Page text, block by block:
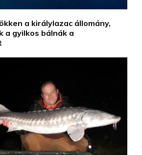
a királylazac állomány,
gyilkos bálnák a